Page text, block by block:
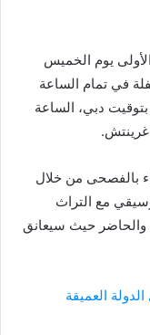
يوم الخميس
تنطلق الحفلة في تمام الساعة
21:00 بتوقيت مكة المكرمة، الساعة 22:00 بتوقيت دبي، الساعة
بالفصحى من خلال
مع التراث
والحاضر حيث سيعانق
العميقة